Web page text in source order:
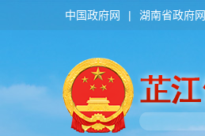
中国政府网 | 湖南省政府网